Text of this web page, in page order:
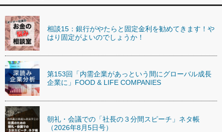
相談15：銀行がやたらと固定金利を勧めてきます！や
はり固定がよいのでしょうか！
第153回「内需企業があっという間にグローバル成長
企業に」FOOD & LIFE COMPANIES
朝礼・会議での「社長の３分間スピーチ」ネタ帳
（2026年8月5日号）